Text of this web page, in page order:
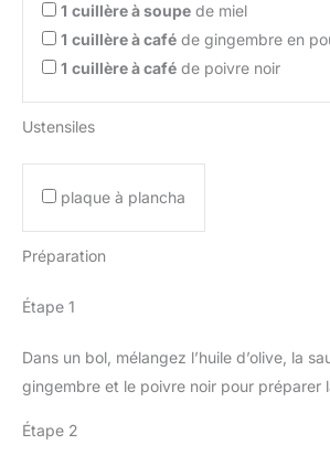
1 cuillère à soupe de miel
1 cuillère à café de gingembre en
1 cuillère à café de poivre noir
Ustensiles
plaque à plancha
Préparation
Étape 1
Dans un bol, mélangez l’huile d’olive, la
gingembre et le poivre noir pour préparer
Étape 2